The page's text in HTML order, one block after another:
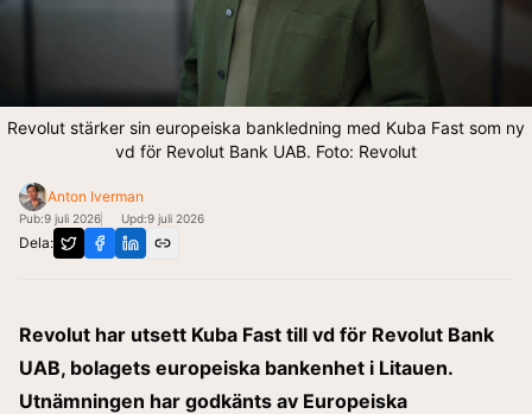
Revolut stärker sin europeiska bankledning med Kuba Fast som ny
vd för Revolut Bank UAB. Foto: Revolut
Anton Iverman
Pub:9 juli 2026 Upd:9 juli 2026
Dela:
Revolut har utsett Kuba Fast till vd för Revolut Bank
UAB, bolagets europeiska bankenhet i Litauen.
Utnämningen har godkänts av Europeiska